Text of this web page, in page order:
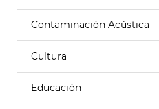
Contaminación Acústica
Cultura
Educación